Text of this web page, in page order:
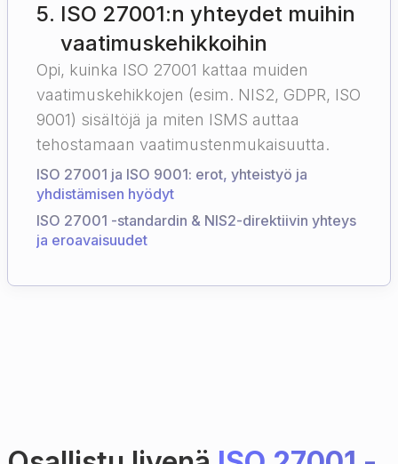
5. ISO 27001:n yhteydet muihin
vaatimuskehikkoihin
Opi, kuinka ISO 27001 kattaa muiden
vaatimuskehikkojen (esim. NIS2, GDPR, ISO
9001) sisältöjä ja miten ISMS auttaa
tehostamaan vaatimustenmukaisuutta.
ISO 27001 ja ISO 9001: erot, yhteistyö ja
yhdistämisen hyödyt
ISO 27001 -standardin & NIS2-direktiivin yhteys
ja eroavaisuudet